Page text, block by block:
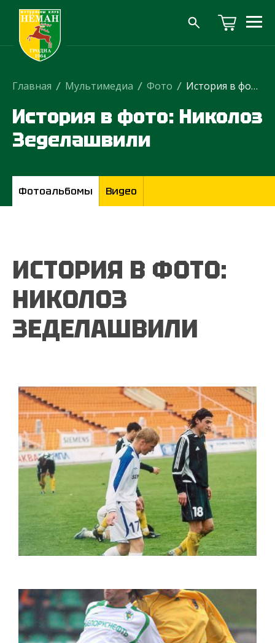
Главная / Мультимедиа / Фото / История в фото: Николоз Зеделашвили
История в фото: Николоз
Зеделашвили
Фотоальбомы Видео
ИСТОРИЯ В ФОТО:
НИКОЛОЗ
ЗЕДЕЛАШВИЛИ